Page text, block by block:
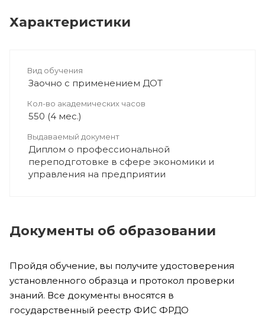
Характеристики
Вид обучения
Заочно с применением ДОТ
Кол-во академических часов
550 (4 мес.)
Выдаваемый документ
Диплом о профессиональной
переподготовке в сфере экономики и
управления на предприятии
Документы об образовании
Пройдя обучение, вы получите удостоверения
установленного образца и протокол проверки
знаний. Все документы вносятся в
государственный реестр ФИС ФРДО